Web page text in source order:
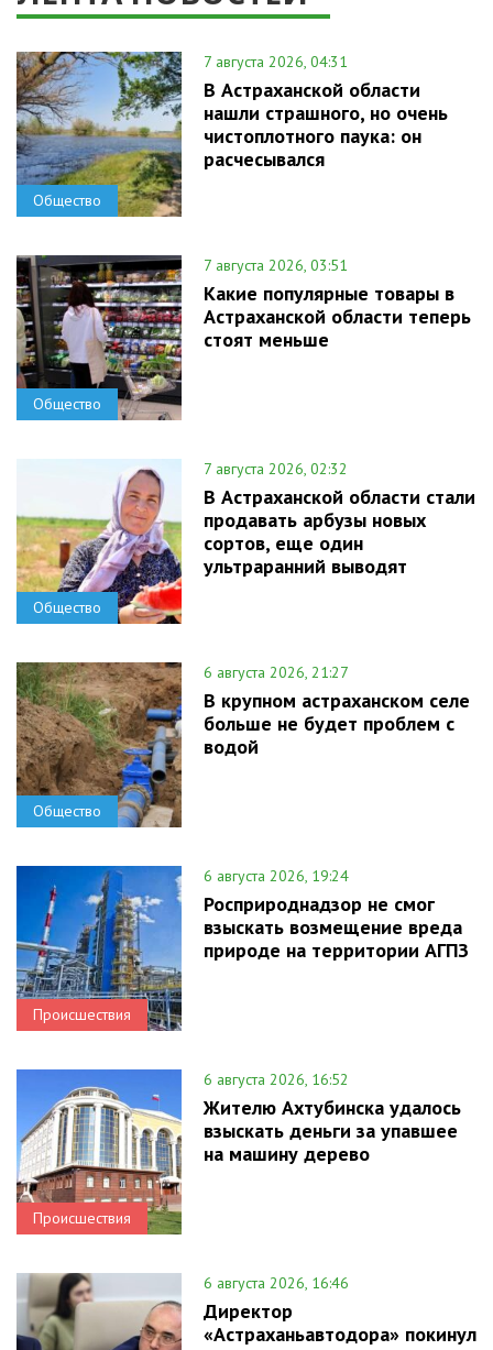
Общество
7 августа 2026, 04:31
В Астраханской области
нашли страшного, но очень
чистоплотного паука: он
расчесывался
Общество
7 августа 2026, 03:51
Какие популярные товары в
Астраханской области теперь
стоят меньше
Общество
7 августа 2026, 02:32
В Астраханской области стали
продавать арбузы новых
сортов, еще один
ультраранний выводят
Общество
6 августа 2026, 21:27
В крупном астраханском селе
больше не будет проблем с
водой
Происшествия
6 августа 2026, 19:24
Росприроднадзор не смог
взыскать возмещение вреда
природе на территории АГПЗ
Происшествия
6 августа 2026, 16:52
Жителю Ахтубинска удалось
взыскать деньги за упавшее
на машину дерево
6 августа 2026, 16:46
Директор
«Астраханьавтодора» покинул